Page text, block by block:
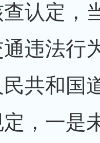
定，
违法行
共和国
，一是